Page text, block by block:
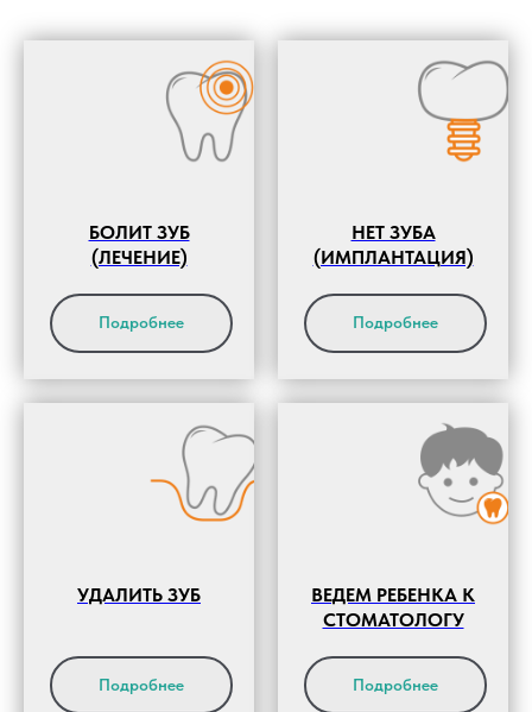
БОЛИТ ЗУБ
(ЛЕЧЕНИЕ)
Подробнее
НЕТ ЗУБА
(ИМПЛАНТАЦИЯ)
Подробнее
УДАЛИТЬ ЗУБ
Подробнее
ВЕДЕМ РЕБЕНКА К
СТОМАТОЛОГУ
Подробнее